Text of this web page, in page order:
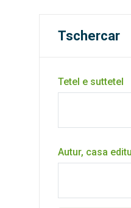
Tschercar
Tetel e suttetel
Autur, casa